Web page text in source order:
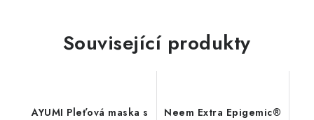
Související produkty
AYUMI Pleťová maska s
Neem Extra Epigemic®